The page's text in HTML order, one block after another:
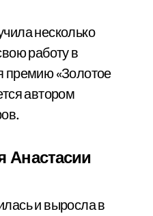
несколько
работу в
премию «Золотое
автором
Анастасии
и выросла в